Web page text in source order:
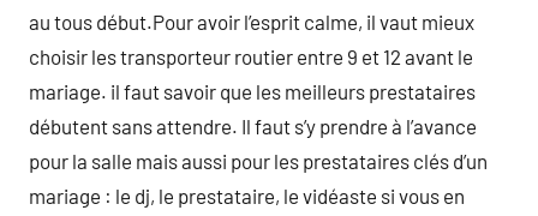
au tous début.Pour avoir l’esprit calme, il vaut mieux
choisir les transporteur routier entre 9 et 12 avant le
mariage. il faut savoir que les meilleurs prestataires
débutent sans attendre. Il faut s’y prendre à l’avance
pour la salle mais aussi pour les prestataires clés d’un
mariage : le dj, le prestataire, le vidéaste si vous en